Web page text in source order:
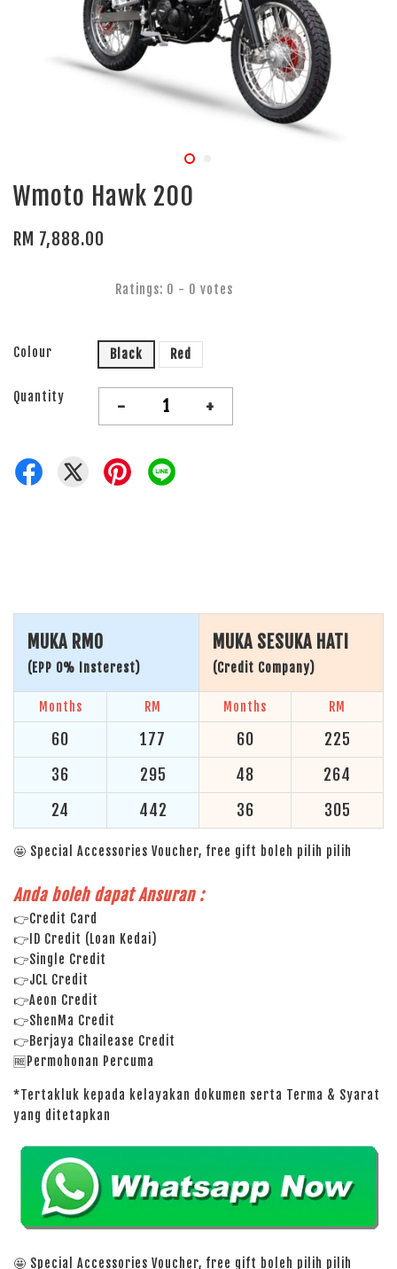
Wmoto Hawk 200
RM 7,888.00
Ratings: 0 - 0 votes
Colour Black Red
Quantity - +
MUKA RM0
(EPP 0% Insterest)
MUKA SESUKA HATI
(Credit Company)
Months RM Months RM
60 177 60
225
36
295 48
264
24
442 36 305
🤩 Special Accessories Voucher, free gift boleh pilih pilih
Anda boleh dapat Ansuran :
👉Credit Card
👉ID Credit (Loan Kedai)
👉Single Credit
👉JCL Credit
👉Aeon Credit
👉ShenMa Credit
👉Berjaya Chailease Credit
🆓Permohonan Percuma
*Tertakluk kepada kelayakan dokumen serta Terma & Syarat
yang ditetapkan
🤩 Special Accessories Voucher, free gift boleh pilih pilih